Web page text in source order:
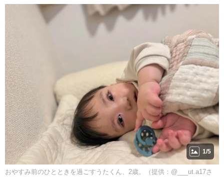
1/5
おやすみ前のひとときを過ごすうたくん、2歳。（提供：@___ut.a17さ